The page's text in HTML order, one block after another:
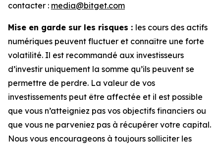
contacter : media@bitget.com
Mise en garde sur les risques : les cours des actifs
numériques peuvent fluctuer et connaître une forte
volatilité. Il est recommandé aux investisseurs
d’investir uniquement la somme qu’ils peuvent se
permettre de perdre. La valeur de vos
investissements peut être affectée et il est possible
que vous n’atteigniez pas vos objectifs financiers ou
que vous ne parveniez pas à récupérer votre capital.
Nous vous encourageons à toujours solliciter les